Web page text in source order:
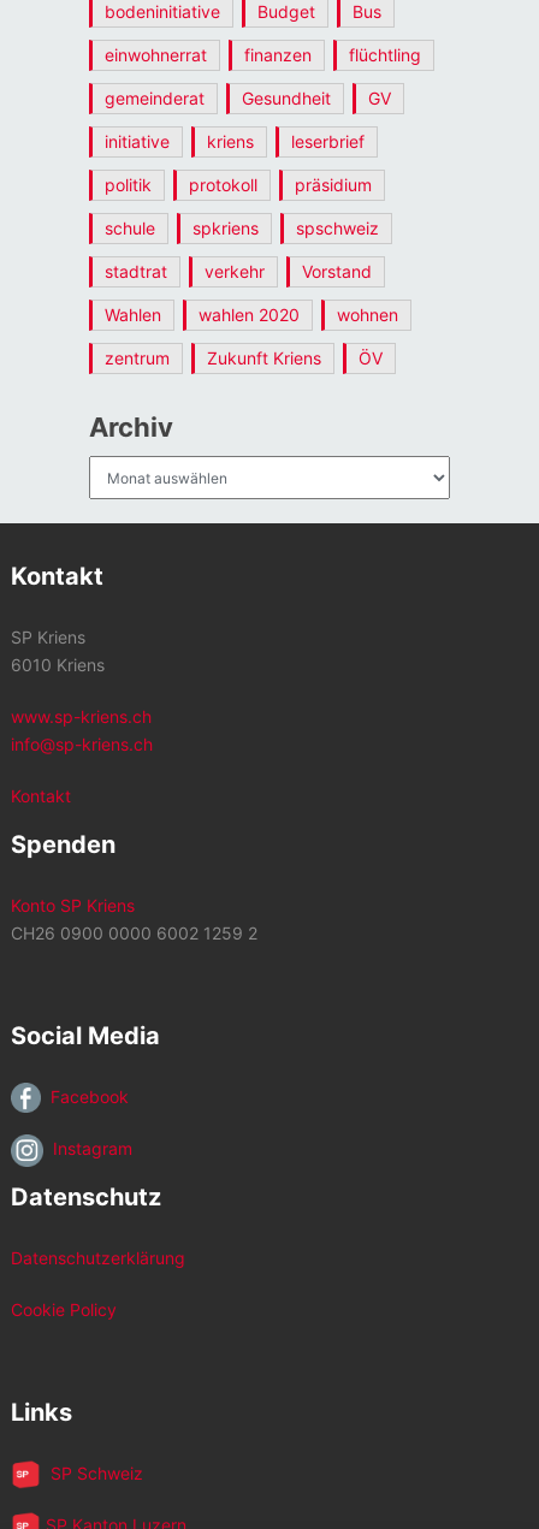
bodeninitiative Budget Bus
einwohnerrat finanzen flüchtling
gemeinderat Gesundheit GV
initiative kriens leserbrief
politik protokoll präsidium
schule spkriens spschweiz
stadtrat verkehr Vorstand
Wahlen wahlen 2020 wohnen
zentrum Zukunft Kriens ÖV
Archiv
Kontakt
SP Kriens
6010 Kriens
www.sp-kriens.ch
info@sp-kriens.ch
Kontakt
Spenden
Konto SP Kriens
CH26 0900 0000 6002 1259 2
Social Media
Facebook
Instagram
Datenschutz
Datenschutzerklärung
Cookie Policy
Links
SP Schweiz